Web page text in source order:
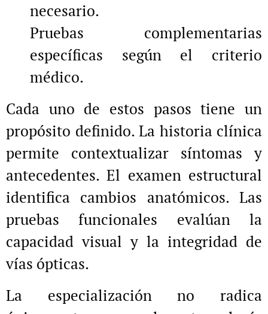
necesario.
Pruebas complementarias
específicas según el criterio
médico.
Cada uno de estos pasos tiene un
propósito definido. La historia clínica
permite contextualizar síntomas y
antecedentes. El examen estructural
identifica cambios anatómicos. Las
pruebas funcionales evalúan la
capacidad visual y la integridad de
vías ópticas.
La especialización no radica